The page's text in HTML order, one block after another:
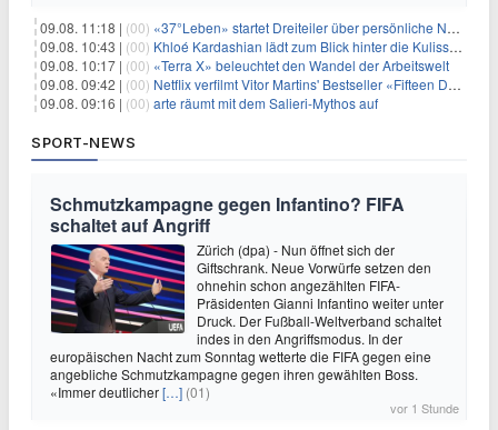
09.08. 11:18 | (00) «37°Leben» startet Dreiteiler über persönliche Neuanfänge
09.08. 10:43 | (00) Khloé Kardashian lädt zum Blick hinter die Kulissen ihres Freundeskreises
09.08. 10:17 | (00) «Terra X» beleuchtet den Wandel der Arbeitswelt
09.08. 09:42 | (00) Netflix verfilmt Vitor Martins' Bestseller «Fifteen Days»
09.08. 09:16 | (00) arte räumt mit dem Salieri-Mythos auf
SPORT-NEWS
Schmutzkampagne gegen Infantino? FIFA
schaltet auf Angriff
Zürich (dpa) - Nun öffnet sich der
Giftschrank. Neue Vorwürfe setzen den
ohnehin schon angezählten FIFA-
Präsidenten Gianni Infantino weiter unter
Druck. Der Fußball-Weltverband schaltet
indes in den Angriffsmodus. In der
europäischen Nacht zum Sonntag wetterte die FIFA gegen eine
angebliche Schmutzkampagne gegen ihren gewählten Boss.
«Immer deutlicher[…] (01)
vor 1 Stunde